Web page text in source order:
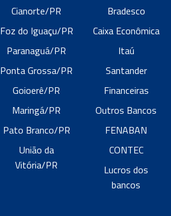
Cianorte/PR
Foz do Iguaçu/PR
Paranaguá/PR
Ponta Grossa/PR
Goioerê/PR
Maringá/PR
Pato Branco/PR
União da
Vitória/PR
Bradesco
Caixa Econômica
Itaú
Santander
Financeiras
Outros Bancos
FENABAN
CONTEC
Lucros dos
bancos